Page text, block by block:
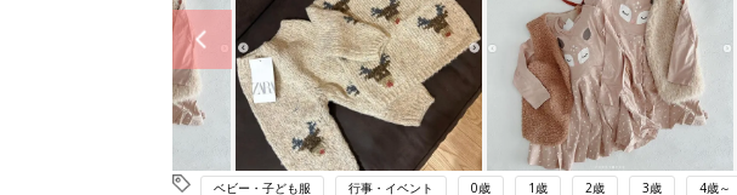
ベビー・子ども服 行事・イベント 0歳 1歳 2歳 3歳 4歳～